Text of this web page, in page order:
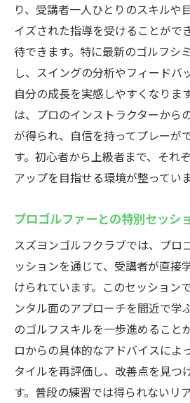
り、受講者一人ひとりのスキルや
イズされた指導を受けることがで
待できます。特に最新のゴルフシ
し、スイングの分析やフィードバ
自分の成長を実感しやすくなりま
は、プロのインストラクターから
が得られ、自信を持ってプレーが
す。初心者から上級者まで、それ
アップを目指せる環境が整っていま
プロゴルファーとの特別セッシ
スズヨンゴルフクラブでは、プロ
ッションを通じて、受講者が直接
けられています。このセッション
ンタル面のアプローチを間近で学
のゴルフスキルを一歩進めること
ロからの具体的なアドバイスによ
タイルを再評価し、改善点を見つ
す。普段の練習では得られないリ